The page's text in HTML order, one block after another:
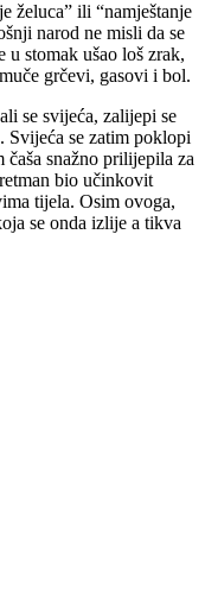
želuca” ili “namještanje
narod ne misli da se
u stomak ušao loš zrak,
grčevi, gasovi i bol.
se svijeća, zalijepi se
Svijeća se zatim poklopi
snažno prilijepila za
bio učinkovit
tijela. Osim ovoga,
se onda izlije a tikva